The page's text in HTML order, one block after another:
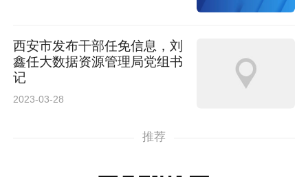
西安市发布干部任免信息，刘
鑫任大数据资源管理局党组书
记
2023-03-28
推荐